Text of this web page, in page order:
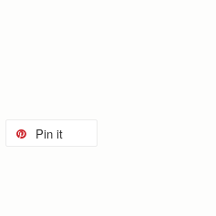
Pin it